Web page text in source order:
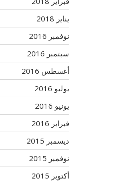
يناير 2018
نوفمبر 2016
سبتمبر 2016
أغسطس 2016
يوليو 2016
يونيو 2016
فبراير 2016
ديسمبر 2015
نوفمبر 2015
أكتوبر 2015